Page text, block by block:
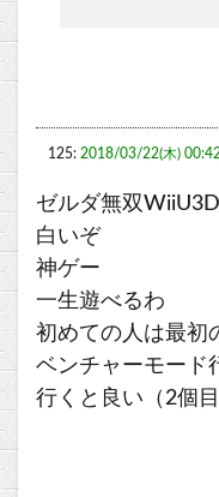
125: 2018/03/22(木)
ゼルダ無双
白いぞ
神ゲー
一生遊べるわ
初めての人は最初
ベンチャーモード
行くと良い（2個